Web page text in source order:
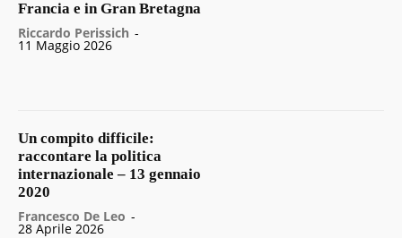
Francia e in Gran Bretagna
Riccardo Perissich -
11 Maggio 2026
Un compito difficile:
raccontare la politica
internazionale – 13 gennaio
2020
Francesco De Leo -
28 Aprile 2026